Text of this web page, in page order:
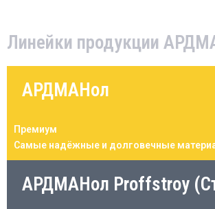
Линейки продукции
АРДМАНол
Премиум
Самые надёжные и долговечные
АРДМАНол Proffstroy